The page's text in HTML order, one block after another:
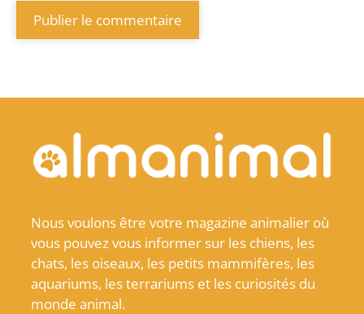
Nous voulons être votre magazine animalier où
vous pouvez vous informer sur les chiens, les
chats, les oiseaux, les petits mammifères, les
aquariums, les terrariums et les curiosités du
monde animal.